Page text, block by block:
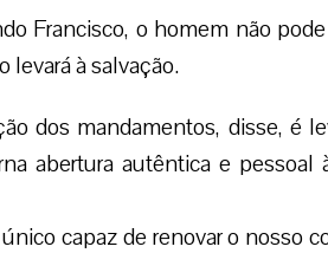
Francisco, o homem não
levará à salvação.
dos mandamentos, disse, é
abertura autêntica e
capaz de renovar o nosso